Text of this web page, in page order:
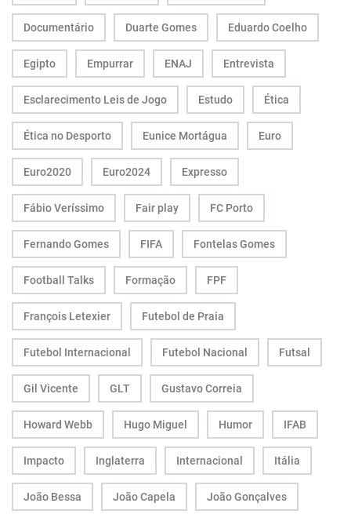
Documentário Duarte Gomes Eduardo Coelho
Egipto Empurrar ENAJ Entrevista
Esclarecimento Leis de Jogo Estudo Ética
Ética no Desporto Eunice Mortágua Euro
Euro2020 Euro2024 Expresso
Fábio Veríssimo Fair play FC Porto
Fernando Gomes FIFA Fontelas Gomes
Football Talks Formação FPF
François Letexier Futebol de Praia
Futebol Internacional Futebol Nacional Futsal
Gil Vicente GLT Gustavo Correia
Howard Webb Hugo Miguel Humor IFAB
Impacto Inglaterra Internacional Itália
João Bessa João Capela João Gonçalves